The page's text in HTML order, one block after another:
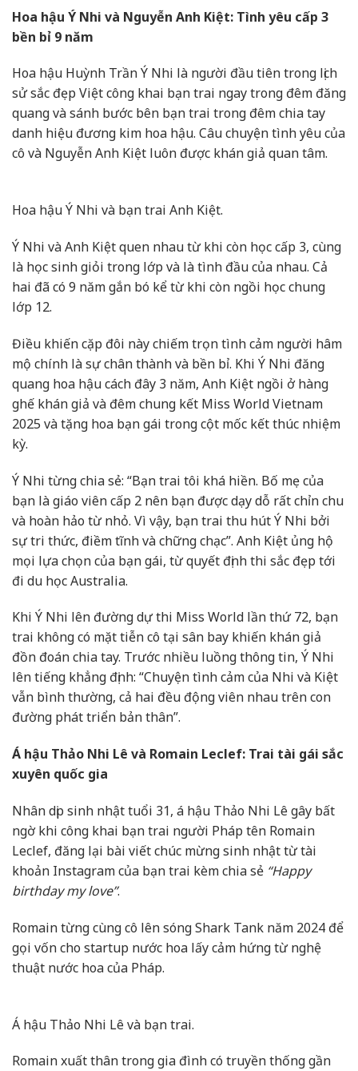
Hoa hậu Ý Nhi và Nguyễn Anh Kiệt: Tình yêu cấp 3
bền bỉ 9 năm
Hoa hậu Huỳnh Trần Ý Nhi là người đầu tiên trong lịch
sử sắc đẹp Việt công khai bạn trai ngay trong đêm đăng
quang và sánh bước bên bạn trai trong đêm chia tay
danh hiệu đương kim hoa hậu. Câu chuyện tình yêu của
cô và Nguyễn Anh Kiệt luôn được khán giả quan tâm.
Hoa hậu Ý Nhi và bạn trai Anh Kiệt.
Ý Nhi và Anh Kiệt quen nhau từ khi còn học cấp 3, cùng
là học sinh giỏi trong lớp và là tình đầu của nhau. Cả
hai đã có 9 năm gắn bó kể từ khi còn ngồi học chung
lớp 12.
Điều khiến cặp đôi này chiếm trọn tình cảm người hâm
mộ chính là sự chân thành và bền bỉ. Khi Ý Nhi đăng
quang hoa hậu cách đây 3 năm, Anh Kiệt ngồi ở hàng
ghế khán giả và đêm chung kết Miss World Vietnam
2025 và tặng hoa bạn gái trong cột mốc kết thúc nhiệm
kỳ.
Ý Nhi từng chia sẻ: “Bạn trai tôi khá hiền. Bố mẹ của
bạn là giáo viên cấp 2 nên bạn được dạy dỗ rất chỉn chu
và hoàn hảo từ nhỏ. Vì vậy, bạn trai thu hút Ý Nhi bởi
sự tri thức, điềm tĩnh và chững chạc”. Anh Kiệt ủng hộ
mọi lựa chọn của bạn gái, từ quyết định thi sắc đẹp tới
đi du học Australia.
Khi Ý Nhi lên đường dự thi Miss World lần thứ 72, bạn
trai không có mặt tiễn cô tại sân bay khiến khán giả
đồn đoán chia tay. Trước nhiều luồng thông tin, Ý Nhi
lên tiếng khẳng định: “Chuyện tình cảm của Nhi và Kiệt
vẫn bình thường, cả hai đều động viên nhau trên con
đường phát triển bản thân”.
Á hậu Thảo Nhi Lê và Romain Leclef: Trai tài gái sắc
xuyên quốc gia
Nhân dịp sinh nhật tuổi 31, á hậu Thảo Nhi Lê gây bất
ngờ khi công khai bạn trai người Pháp tên Romain
Leclef, đăng lại bài viết chúc mừng sinh nhật từ tài
khoản Instagram của bạn trai kèm chia sẻ “Happy
birthday my love”.
Romain từng cùng cô lên sóng Shark Tank năm 2024 để
gọi vốn cho startup nước hoa lấy cảm hứng từ nghệ
thuật nước hoa của Pháp.
Á hậu Thảo Nhi Lê và bạn trai.
Romain xuất thân trong gia đình có truyền thống gần